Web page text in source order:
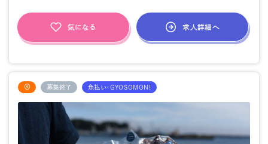
気になる 求人詳細へ
募集終了 魚払い・GYOSOMON!